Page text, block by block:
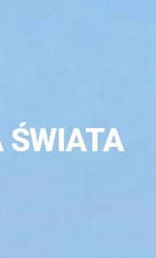
ŚWIATA